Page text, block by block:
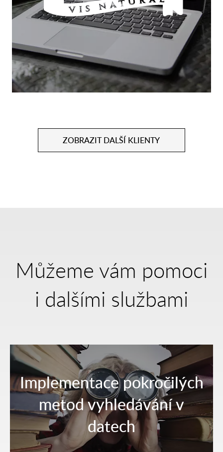
ZOBRAZIT DALŠÍ KLIENTY
Můžeme vám pomoci
i dalšími službami
Implementace pokročilých
metod vyhledávání v
datech